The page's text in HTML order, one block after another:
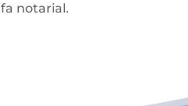
notarial.